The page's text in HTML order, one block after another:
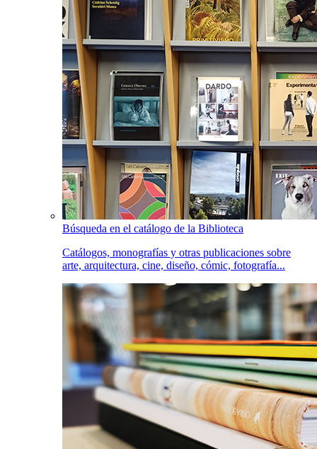
Búsqueda en el catálogo de la Biblioteca
Catálogos, monografías y otras publicaciones sobre
arte, arquitectura, cine, diseño, cómic, fotografía...